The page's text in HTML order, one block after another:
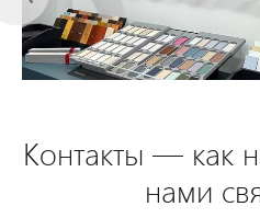
Контакты — как
нами